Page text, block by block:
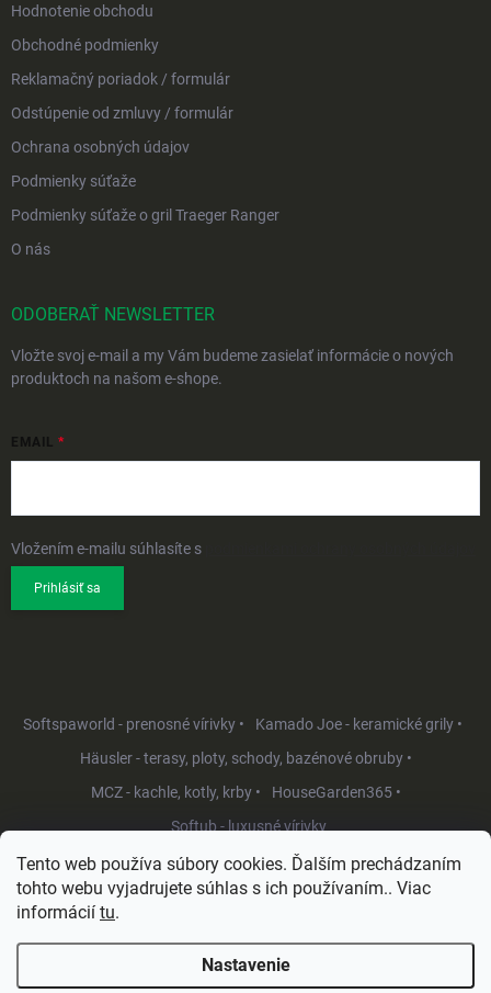
Tento web používa súbory cookies. Ďalším prechádzaním
tohto webu vyjadrujete súhlas s ich používaním.. Viac
informácií tu.
Nastavenie
Hodnotenie obchodu
Obchodné podmienky
Reklamačný poriadok / formulár
Odstúpenie od zmluvy / formulár
Ochrana osobných údajov
Podmienky súťaže
Podmienky súťaže o gril Traeger Ranger
O nás
ODOBERAŤ NEWSLETTER
Vložte svoj e-mail a my Vám budeme zasielať informácie o nových
produktoch na našom e-shope.
EMAIL
Vložením e-mailu súhlasíte s
Prihlásiť sa
Softspaworld - prenosné vírivky •
Kamado Joe - keramické grily •
Häusler - terasy, ploty, schody, bazénové obruby •
MCZ - kachle, kotly, krby •
HouseGarden365 •
Softub - luxusné vírivky